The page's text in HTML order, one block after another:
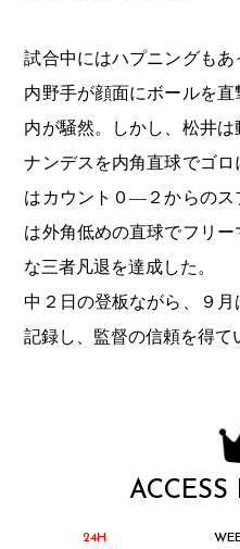
試合中にはハプニングも
内野手が顔面にボールを
内が騒然。しかし、松井
ナンデスを内角直球でゴ
はカウント０―２からのス
は外角低めの直球でフリ
な三者凡退を達成した。
中２日の登板ながら、９
記録し、監督の信頼を得て
ACCESS
24H